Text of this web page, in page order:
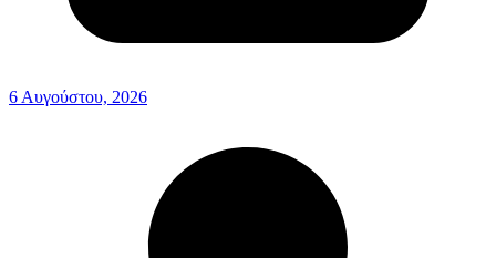
6 Αυγούστου, 2026